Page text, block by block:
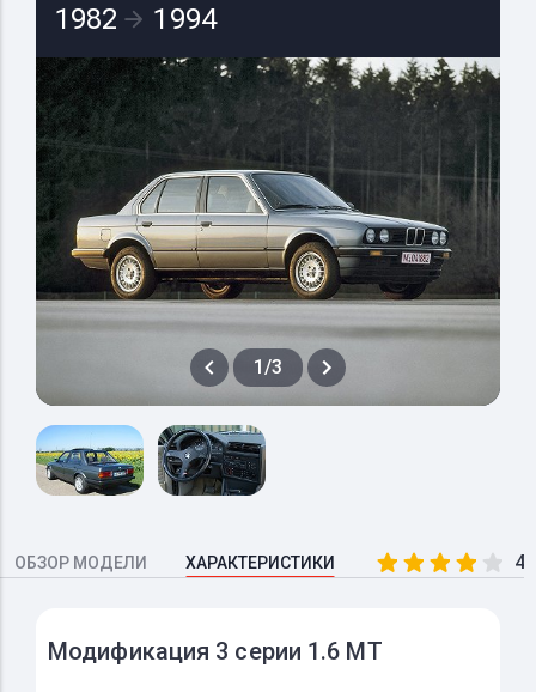
1982 1994
1/3
ОБЗОР МОДЕЛИ ХАРАКТЕРИСТИКИ
Модификация 3 серии 1.6 MT